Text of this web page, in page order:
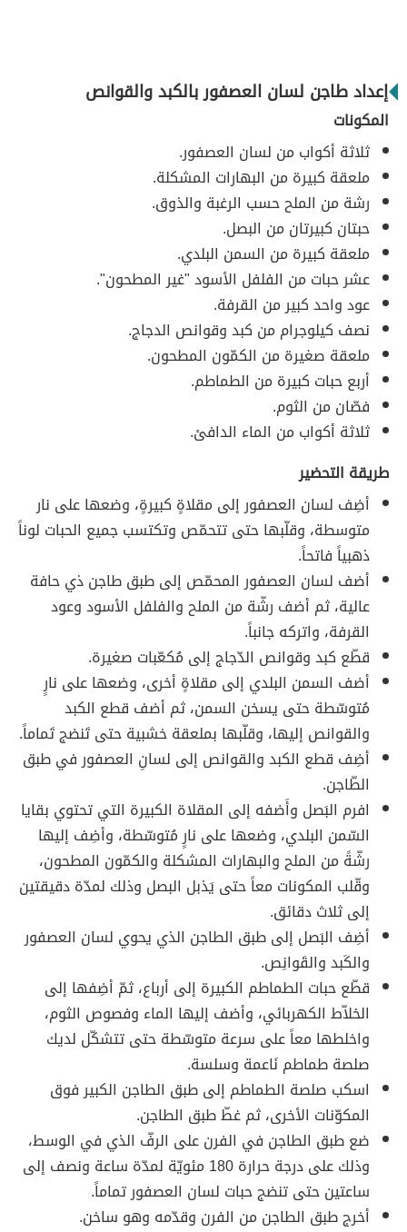
إعداد طاجن لسان العصفور بالكبد والقوانص
المكونات
ثلاثة أكواب من لسان العصفور.
ملعقة كبيرة من البهارات المشكلة.
رشة من الملح حسب الرغبة والذوق.
حبتان كبيرتان من البصل.
ملعقة كبيرة من السمن البلدي.
عشر حبات من الفلفل الأسود "غير المطحون".
عود واحد كبير من القرفة.
نصف كيلوجرام من كبد وقوانص الدجاج.
ملعقة صغيرة من الكمّون المطحون.
أربع حبات كبيرة من الطماطم.
فصّان من الثوم.
ثلاثة أكواب من الماء الدافئ.
طريقة التحضير
أضِف لسان العصفور إلى مقلاةٍ كبيرةٍ، وضعها على نار
متوسطة، وقلّبها حتى تتحمّص وتكتسب جميع الحبات لوناً
ذهبياً فاتحاً.
أضف لسان العصفور المحمّص إلى طبق طاجن ذي حافة
عالية، ثم أضف رشّة من الملح والفلفل الأسود وعود
القرفة، واتركه جانباً.
قطّع كبد وقوانص الدّجاج إلى مُكعّبات صغيرة.
أضف السمن البلدي إلى مقلاةٍ أخرى، وضعها على نارٍ
مُتوسّطة حتى يسخن السمن، ثم أضف قطع الكبد
والقوانص إليها، وقلّبها بملعقة خشبية حتى تَنضج تَماماً.
أضِف قطع الكبد والقوانص إلى لسانِ العصفور في طبق
الطّاجن.
افرم البَصل وأَضفه إلى المقلاة الكبيرة التي تحتوي بقايا
السّمن البلدي، وضعها على نارٍ مُتوسّطة، وأضِف إليها
رشّةً من الملح والبهارات المشكلة والكمّون المطحون،
وقّلب المكونات معاً حتى يَذبل البصل وذلك لمدّة دقيقتين
إلى ثلاث دقائق.
أضِف البَصل إلى طبق الطاجن الذي يحوي لسان العصفور
والكَبد والقَوانِص.
قطّع حبات الطماطم الكبيرة إلى أرباع، ثمّ أضِفها إلى
الخلاّط الكهربائي، وأضف إليها الماء وفصوص الثوم،
واخلطها معاً على سرعة متوسّطة حتى تتشكّل لديك
صلصة طماطم نَاعمة وسلسة.
اسكب صلصة الطماطم إلى طبق الطاجن الكبير فوق
المكوّنات الأخرى، ثم غطّ طبق الطاجن.
ضع طبق الطاجن في الفرن على الرفّ الذي في الوسط،
وذلك على درجة حرارة 180 مئويّة لمدّة ساعة ونصف إلى
ساعتين حتى تنضج حبات لسان العصفور تماماً.
أخرج طبق الطاجن من الفرن وقدّمه وهو ساخن.